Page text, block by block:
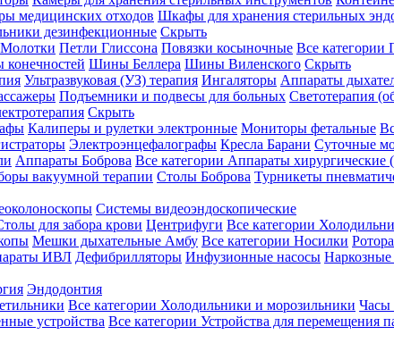
медицинских отходов Шкафы для хранения стерильных
дезинфекционные Скрыть
Молотки Петли Глиссона Повязки косыночные Все категории
конечностей Шины Беллера Шины Виленского Скрыть
Ультразвуковая (УЗ) терапия Ингаляторы Аппараты
Подъемники и подвесы для больных Светотерапия
Скрыть
Калиперы и рулетки электронные Мониторы фетальные
Электроэнцефалографы Кресла Барани Суточные
Аппараты Боброва Все категории Аппараты хирургические
вакуумной терапии Столы Боброва Турникеты
Системы видеоэндоскопические
для забора крови Центрифуги Все категории
Мешки дыхательные Амбу Все категории Носилки
ИВЛ Дефибрилляторы Инфузионные насосы
Эндодонтия
Все категории Холодильники и морозильники Часы
устройства Все категории Устройства для перемещения